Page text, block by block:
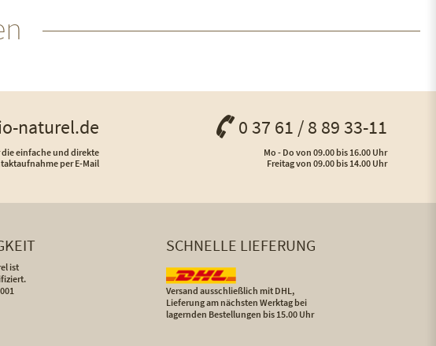
naturel.de
die einfache und direkte
per E-Mail
0 37 61 / 8 89 33-11
Mo - Do von 09.00 bis 16.00 Uhr
Freitag von 09.00 bis 14.00 Uhr
ist
SCHNELLE LIEFERUNG
Versand ausschließlich mit DHL,
Lieferung am nächsten Werktag bei
lagernden Bestellungen bis 15.00 Uhr